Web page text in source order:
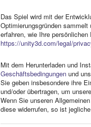
Das Spiel wird mit der
Optimierungsgründen
erfahren, wie Ihre
https://unity3d.com/legal/
Mit dem Herunterladen und
Geschäftsbedingungen und
Sie geben insbesondere ihre
und/oder übertragen, um
Wenn Sie unseren
diese widerrufen, so ist